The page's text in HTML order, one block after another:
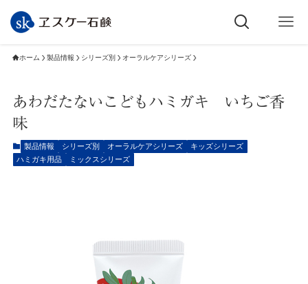
ホーム 製品情報 シリーズ別 オーラルケアシリーズ
あわだたないこどもハミガキ いちご香
味
製品情報 シリーズ別 オーラルケアシリーズ
キッズシリーズ
ハミガキ用品
ミックスシリーズ